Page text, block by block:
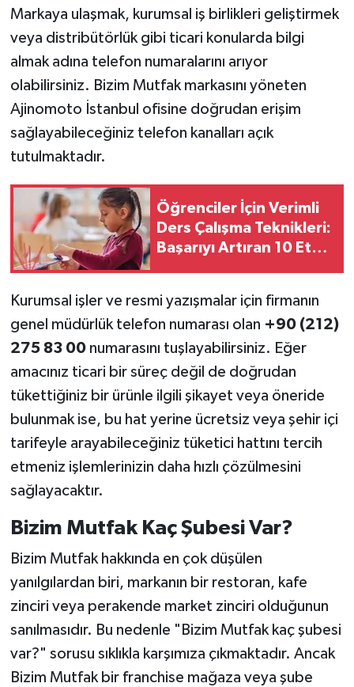
Markaya ulaşmak, kurumsal iş birlikleri geliştirmek
veya distribütörlük gibi ticari konularda bilgi
almak adına telefon numaralarını arıyor
olabilirsiniz. Bizim Mutfak markasını yöneten
Ajinomoto İstanbul ofisine doğrudan erişim
sağlayabileceğiniz telefon kanalları açık
tutulmaktadır.
Öğrenciler İçin Verimli
Ders Çalışma Teknikleri:
Başarıyı Artıran 10 Etkili
Kurumsal işler ve resmi yazışmalar için firmanın
genel müdürlük telefon numarası olan +90 (212)
275 83 00numarasını tuşlayabilirsiniz. Eğer
amacınız ticari bir süreç değil de doğrudan
tükettiğiniz bir ürünle ilgili şikayet veya öneride
bulunmak ise, bu hat yerine ücretsiz veya şehir içi
tarifeyle arayabileceğiniz tüketici hattını tercih
etmeniz işlemlerinizin daha hızlı çözülmesini
sağlayacaktır.
Bizim Mutfak Kaç Şubesi Var?
Bizim Mutfak hakkında en çok düşülen
yanılgılardan biri, markanın bir restoran, kafe
zinciri veya perakende market zinciri olduğunun
sanılmasıdır. Bu nedenle "Bizim Mutfak kaç şubesi
var?" sorusu sıklıkla karşımıza çıkmaktadır. Ancak
Bizim Mutfak bir franchise mağaza veya şube